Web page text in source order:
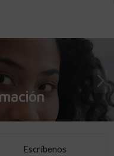
Escríbenos